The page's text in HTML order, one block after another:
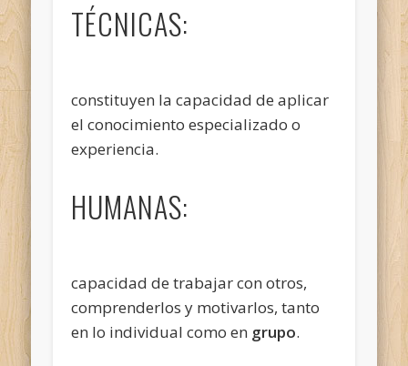
TÉCNICAS:
constituyen la capacidad de aplicar
el conocimiento especializado o
experiencia.
HUMANAS:
capacidad de trabajar con otros,
comprenderlos y motivarlos, tanto
en lo individual como en grupo.